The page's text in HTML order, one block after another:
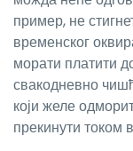
пример, не
временског
морати платити
свакодневно
који желе
прекинути